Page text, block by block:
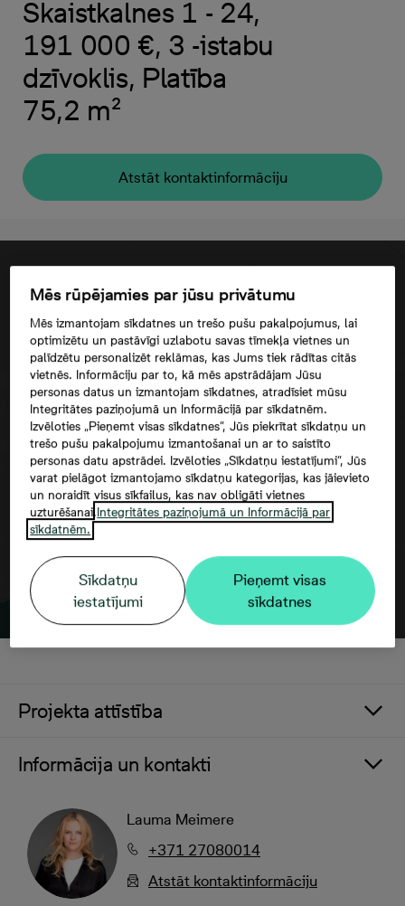
Skaistkalnes 1 - 24,
191 000 €, 3 -istabu
dzīvoklis, Platība
75,2 m²
Atstāt kontaktinformāciju
Google maps trešās puses datu
izmantošana
Projekta attīstība
Informācija un kontakti
Lauma Meimere
+371 27080014
Atstāt kontaktinformāciju
Mēs rūpējamies par jūsu privātumu
Mēs izmantojam sīkdatnes un trešo pušu pakalpojumus, lai
optimizētu un pastāvīgi uzlabotu savas tīmekļa vietnes un
palīdzētu personalizēt reklāmas, kas Jums tiek rādītas citās
vietnēs. Informāciju par to, kā mēs apstrādājam Jūsu
personas datus un izmantojam sīkdatnes, atradīsiet mūsu
Integritātes paziņojumā un Informācijā par sīkdatnēm.
Izvēloties „Pieņemt visas sīkdatnes”, Jūs piekrītat sīkdatņu un
trešo pušu pakalpojumu izmantošanai un ar to saistīto
personas datu apstrādei. Izvēloties „Sīkdatņu iestatījumi”, Jūs
varat pielāgot izmantojamo sīkdatņu kategorijas, kas jāievieto
un noraidīt visus sīkfailus, kas nav obligāti vietnes
uzturēšanai.Integritātes paziņojumā un Informācijā par
sīkdatnēm.
Sīkdatņu
iestatījumi
Pieņemt visas
sīkdatnes